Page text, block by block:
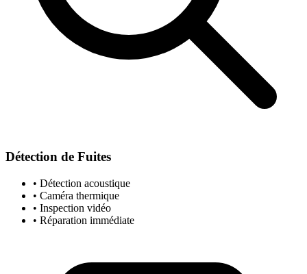
Détection de Fuites
• Détection acoustique
• Caméra thermique
• Inspection vidéo
• Réparation immédiate